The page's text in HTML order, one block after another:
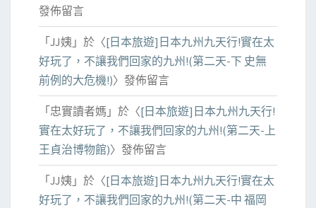
發佈留言
「 JJ姨 」於〈[日本旅遊]日本九州九天行!實在太
好玩了，不讓我們回家的九州!(第二天-下 史無
前例的大危機!)〉發佈留言
「 忠實讀者媽 」於〈[日本旅遊]日本九州九天行!
實在太好玩了，不讓我們回家的九州!(第二天-上
王貞治博物館)〉發佈留言
「 JJ姨 」於〈[日本旅遊]日本九州九天行!實在太
好玩了，不讓我們回家的九州!(第二天-中 福岡